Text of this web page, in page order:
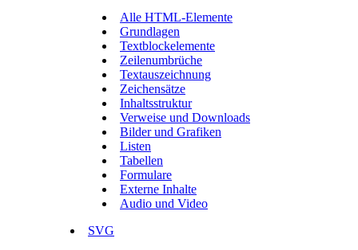
Alle HTML-Elemente
Grundlagen
Textblockelemente
Zeilenumbrüche
Textauszeichnung
Zeichensätze
Inhaltsstruktur
Verweise und Downloads
Bilder und Grafiken
Listen
Tabellen
Formulare
Externe Inhalte
Audio und Video
SVG